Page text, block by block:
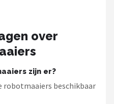
over
zijn er?
robotmaaiers beschikbaar